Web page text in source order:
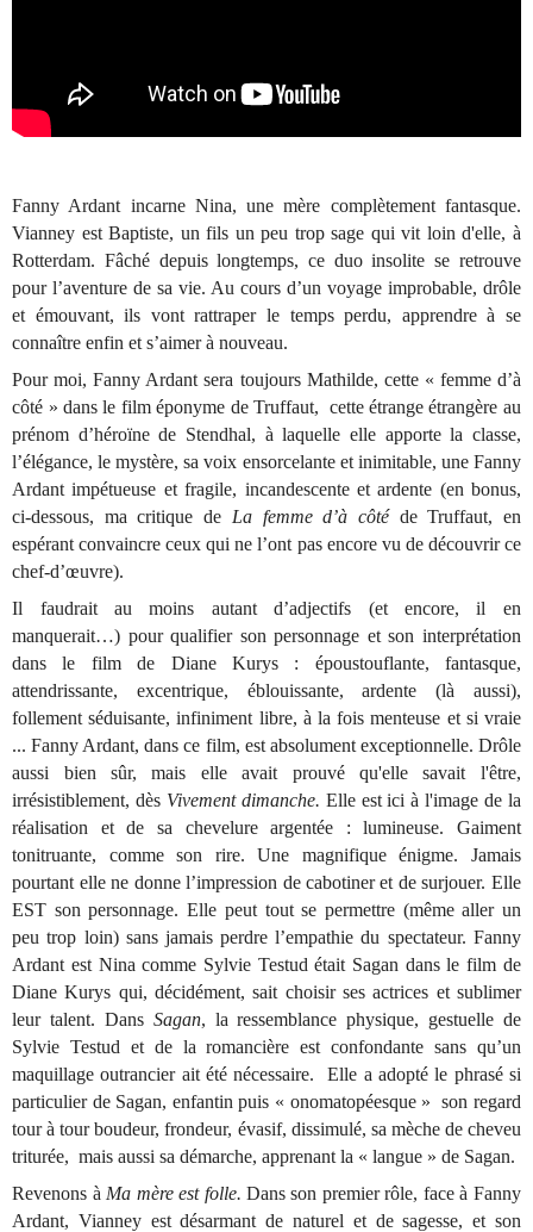
Fanny Ardant incarne Nina, une mère complètement fantasque.
Vianney est Baptiste, un fils un peu trop sage qui vit loin d'elle, à
Rotterdam. Fâché depuis longtemps, ce duo insolite se retrouve
pour l’aventure de sa vie. Au cours d’un voyage improbable, drôle
et émouvant, ils vont rattraper le temps perdu, apprendre à se
connaître enfin et s’aimer à nouveau.
Pour moi, Fanny Ardant sera toujours Mathilde, cette « femme d’à
côté » dans le film éponyme de Truffaut, cette étrange étrangère au
prénom d’héroïne de Stendhal, à laquelle elle apporte la classe,
l’élégance, le mystère, sa voix ensorcelante et inimitable, une Fanny
Ardant impétueuse et fragile, incandescente et ardente (en bonus,
ci-dessous, ma critique de La femme d’à côtéde Truffaut, en
espérant convaincre ceux qui ne l’ont pas encore vu de découvrir ce
chef-d’œuvre).
Il faudrait au moins autant d’adjectifs (et encore, il en
manquerait…) pour qualifier son personnage et son interprétation
dans le film de Diane Kurys : époustouflante, fantasque,
attendrissante, excentrique, éblouissante, ardente (là aussi),
follement séduisante, infiniment libre, à la fois menteuse et si vraie
... Fanny Ardant, dans ce film, est absolument exceptionnelle. Drôle
aussi bien sûr, mais elle avait prouvé qu'elle savait l'être,
irrésistiblement, dès Vivement dimanche. Elle est ici à l'image de la
réalisation et de sa chevelure argentée : lumineuse. Gaiment
tonitruante, comme son rire. Une magnifique énigme. Jamais
pourtant elle ne donne l’impression de cabotiner et de surjouer. Elle
EST son personnage. Elle peut tout se permettre (même aller un
peu trop loin) sans jamais perdre l’empathie du spectateur. Fanny
Ardant est Nina comme Sylvie Testud était Sagan dans le film de
Diane Kurys qui, décidément, sait choisir ses actrices et sublimer
leur talent. Dans Sagan, la ressemblance physique, gestuelle de
Sylvie Testud et de la romancière est confondante sans qu’un
maquillage outrancier ait été nécessaire. Elle a adopté le phrasé si
particulier de Sagan, enfantin puis « onomatopéesque » son regard
tour à tour boudeur, frondeur, évasif, dissimulé, sa mèche de cheveu
triturée, mais aussi sa démarche, apprenant la « langue » de Sagan.
Revenons à Ma mère est folle. Dans son premier rôle, face à Fanny
Ardant, Vianney est désarmant de naturel et de sagesse, et son